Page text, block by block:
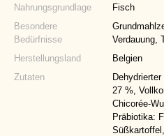
Nahrungsgrundlage
Fisch
Besondere
Bedürfnisse
Verdauung,
Herstellungsland
Belgien
Zutaten
27 %,
Chicorée-
Präbiotika: